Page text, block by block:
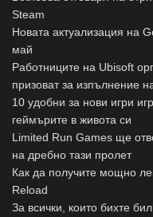
Steam
Новата актуализация на
май
Работниците на Ubisoft
призоват за изпълнение
10 удобни за нови игри
геймърите в живота си
Limited Run Games ще
на дребно тази пролет
Как да получите мощно
Reload
За всички, които бихте